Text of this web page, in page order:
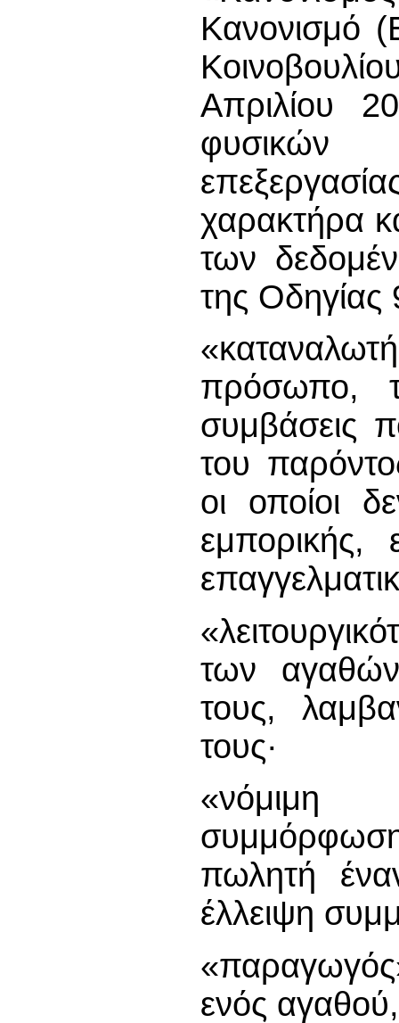
Κανονισμό
Απριλίου
φυσικών
χαρακτήρα
των
της
πρόσωπο,
συμβάσεις
του
οι οποίοι
εμπορικής,
των αγαθών
τους,
τους·
«νόμιμη
πωλητή
έλλειψη
ενός